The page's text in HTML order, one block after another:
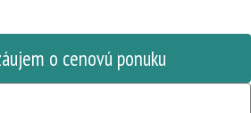
o cenovú ponuku